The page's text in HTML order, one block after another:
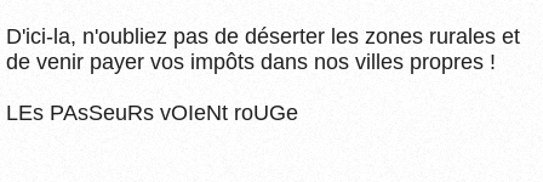
D'ici-la, n'oubliez pas de déserter les zones rurales et
de venir payer vos impôts dans nos villes propres !
LEs PAsSeuRs vOIeNt roUGe